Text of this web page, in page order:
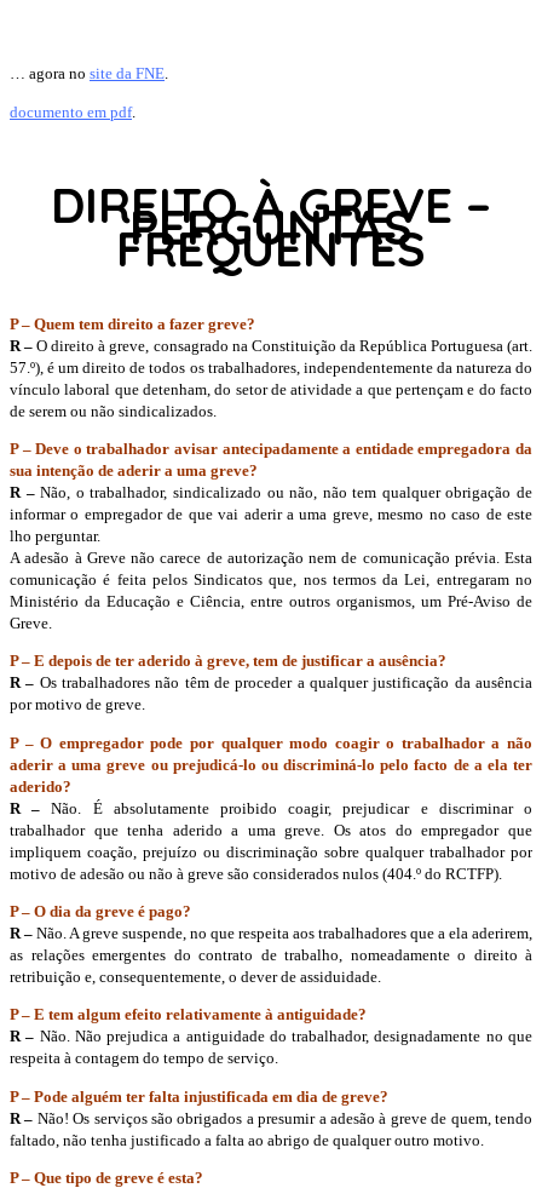
… agora no site da FNE.
documento em pdf.
DIREITO À GREVE –
PERGUNTAS
FREQUENTES
P – Quem tem direito a fazer greve?
R – O direito à greve, consagrado na Constituição da República Portuguesa (art.
57.º), é um direito de todos os trabalhadores, independentemente da natureza do
vínculo laboral que detenham, do setor de atividade a que pertençam e do facto
de serem ou não sindicalizados.
P – Deve o trabalhador avisar antecipadamente a entidade empregadora da
sua intenção de aderir a uma greve?
R –Não, o trabalhador, sindicalizado ou não, não tem qualquer obrigação de
informar o empregador de que vai aderir a uma greve, mesmo no caso de este
lho perguntar.
A adesão à Greve não carece de autorização nem de comunicação prévia. Esta
comunicação é feita pelos Sindicatos que, nos termos da Lei, entregaram no
Ministério da Educação e Ciência, entre outros organismos, um Pré-Aviso de
Greve.
P – E depois de ter aderido à greve, tem de justificar a ausência?
R – Os trabalhadores não têm de proceder a qualquer justificação da ausência
por motivo de greve.
P – O empregador pode por qualquer modo coagir o trabalhador a não
aderir a uma greve ou prejudicá-lo ou discriminá-lo pelo facto de a ela ter
aderido?
R – Não. É absolutamente proibido coagir, prejudicar e discriminar o
trabalhador que tenha aderido a uma greve. Os atos do empregador que
impliquem coação, prejuízo ou discriminação sobre qualquer trabalhador por
motivo de adesão ou não à greve são considerados nulos (404.º do RCTFP).
P – O dia da greve é pago?
R – Não. A greve suspende, no que respeita aos trabalhadores que a ela aderirem,
as relações emergentes do contrato de trabalho, nomeadamente o direito à
retribuição e, consequentemente, o dever de assiduidade.
P – E tem algum efeito relativamente à antiguidade?
R – Não. Não prejudica a antiguidade do trabalhador, designadamente no que
respeita à contagem do tempo de serviço.
P – Pode alguém ter falta injustificada em dia de greve?
R – Não! Os serviços são obrigados a presumir a adesão à greve de quem, tendo
faltado, não tenha justificado a falta ao abrigo de qualquer outro motivo.
P – Que tipo de greve é esta?